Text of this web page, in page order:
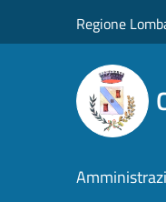
Regione